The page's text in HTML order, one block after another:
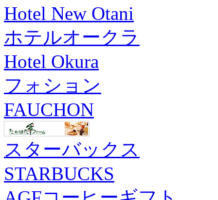
Hotel New Otani
ホテルオークラ
Hotel Okura
フォション
FAUCHON
スターバックス
STARBUCKS